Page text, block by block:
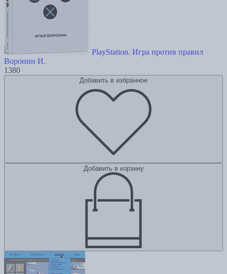
PlayStation. Игра против правил
Воронин И.
1380
Добавить в избранное
Добавить в корзину